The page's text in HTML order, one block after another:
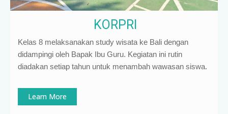
KORPRI
Kelas 8 melaksanakan study wisata ke Bali dengan
didampingi oleh Bapak Ibu Guru. Kegiatan ini rutin
diadakan setiap tahun untuk menambah wawasan siswa.
Learn More